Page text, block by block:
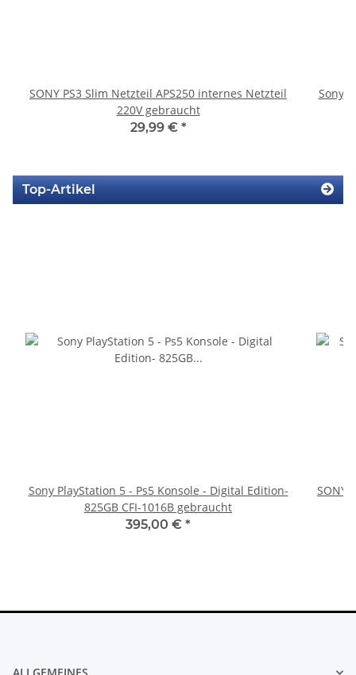
SONY PS3 Slim Netzteil APS250 internes Netzteil
220V gebraucht
29,99 € *
Sony
Top-Artikel
Sony PlayStation 5 - Ps5 Konsole - Digital Edition-
825GB CFI-1016B gebraucht
395,00 € *
SONY